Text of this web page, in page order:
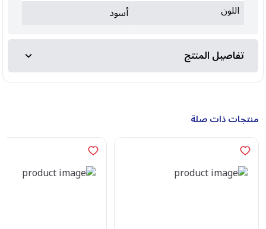
اللون
أسود
تفاصيل المنتج
منتجات ذات صلة